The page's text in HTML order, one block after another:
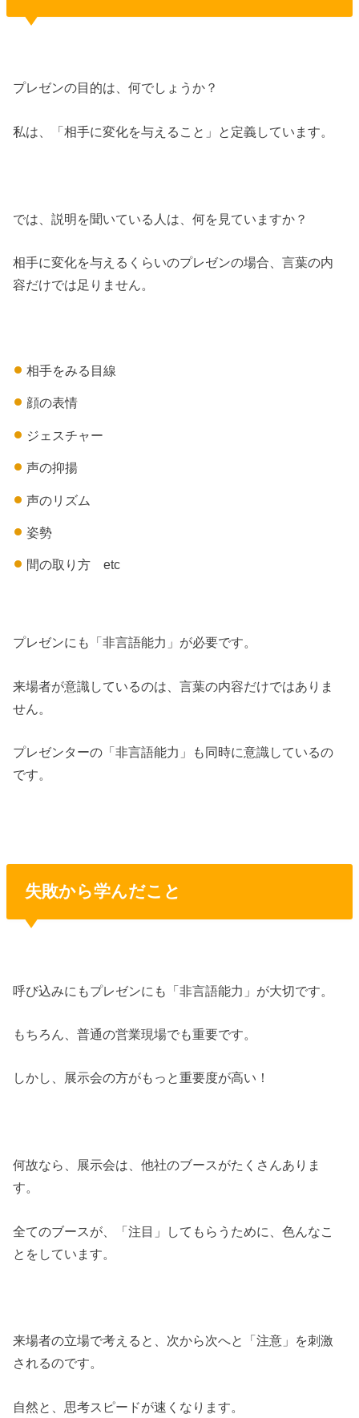
プレゼンの目的は、何でしょうか？
私は、「相手に変化を与えること」と定義しています。
では、説明を聞いている人は、何を見ていますか？
相手に変化を与えるくらいのプレゼンの場合、言葉の内
容だけでは足りません。
相手をみる目線
顔の表情
ジェスチャー
声の抑揚
声のリズム
姿勢
間の取り方 etc
プレゼンにも「非言語能力」が必要です。
来場者が意識しているのは、言葉の内容だけではありま
せん。
プレゼンターの「非言語能力」も同時に意識しているの
です。
失敗から学んだこと
呼び込みにもプレゼンにも「非言語能力」が大切です。
もちろん、普通の営業現場でも重要です。
しかし、展示会の方がもっと重要度が高い！
何故なら、展示会は、他社のブースがたくさんありま
す。
全てのブースが、「注目」してもらうために、色んなこ
とをしています。
来場者の立場で考えると、次から次へと「注意」を刺激
されるのです。
自然と、思考スピードが速くなります。